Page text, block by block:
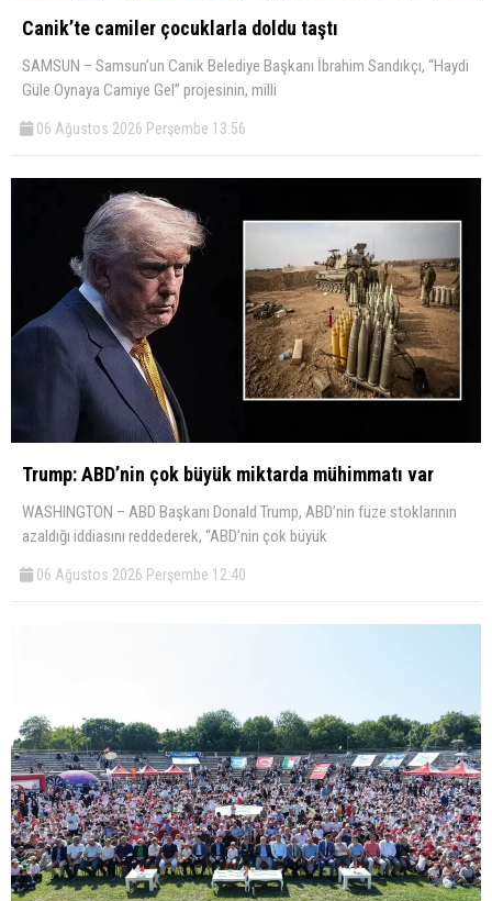
Canik’te camiler çocuklarla doldu taştı
SAMSUN – Samsun’un Canik Belediye Başkanı İbrahim Sandıkçı, “Haydi
Güle Oynaya Camiye Gel” projesinin, milli
06 Ağustos 2026 Perşembe 13:56
Trump: ABD’nin çok büyük miktarda mühimmatı var
WASHINGTON – ABD Başkanı Donald Trump, ABD’nin füze stoklarının
azaldığı iddiasını reddederek, “ABD’nin çok büyük
06 Ağustos 2026 Perşembe 12:40